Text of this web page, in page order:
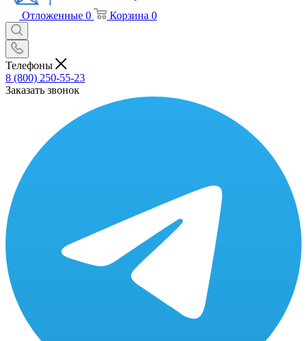
Отложенные 0 Корзина 0
Телефоны
8 (800) 250-55-23
Заказать звонок